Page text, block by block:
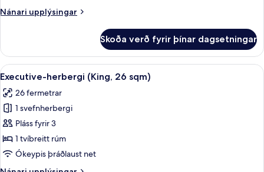
34.3
Nánari upplýsingar
Nánari
-
horni
34.3
sqm)
Skoða verð fyrir þínar dagsetningar
Skoða
allar
myndir
fyrir
Executive-
herbergi
(King,
Dúnsængur, öryggishólf í herbergi,
28
Executive-herbergi (King, 26 sqm)
26 fermetrar
1 svefnherbergi
Pláss fyrir 3
1 tvíbreitt rúm
Ókeypis þráðlaust net